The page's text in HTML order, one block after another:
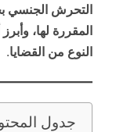
التحرش الجنسي
المقررة لها،
النوع من القضايا.
جدول